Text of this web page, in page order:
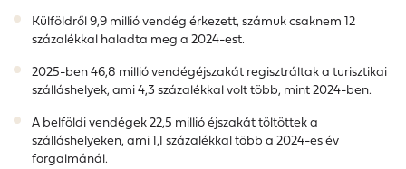
Külföldről 9,9 millió vendég érkezett, számuk csaknem 12
százalékkal haladta meg a 2024-est.
2025-ben 46,8 millió vendégéjszakát regisztráltak a turisztikai
szálláshelyek, ami 4,3 százalékkal volt több, mint 2024-ben.
A belföldi vendégek 22,5 millió éjszakát töltöttek a
szálláshelyeken, ami 1,1 százalékkal több a 2024-es év
forgalmánál.